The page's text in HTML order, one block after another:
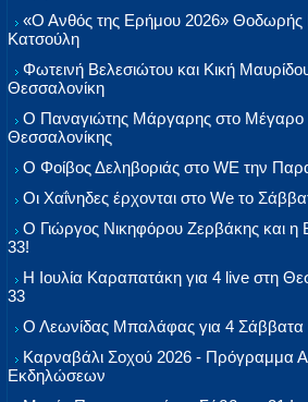
«Ο Ανθός της Ερήμου 2026» Θοδωρής
Κατσούλη
Φωτεινή Βελεσιώτου και Κική
Θεσσαλονίκη
Ο Παναγιώτης Μάργαρης στο Μέγαρο
Θεσσαλονίκης
Ο Φοίβος Δεληβοριάς στο WE την
Οι Χαΐνηδες έρχονται στο We το
Ο Γιώργος Νικηφόρου Ζερβάκης και η
33!
Η Ιουλία Καραπατάκη για 4 live στη
33
Ο Λεωνίδας Μπαλάφας για 4 Σάββατα
Καρναβάλι Σοχού 2026 - Πρόγραμμα
Εκδηλώσεων